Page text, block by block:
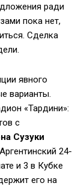
ради
пока нет,
Сделка
явного
варианты.
«Тардини»:
с
Сузуки
24-
и 3 в Кубке
его на